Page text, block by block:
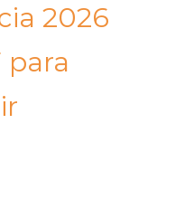
2026
para